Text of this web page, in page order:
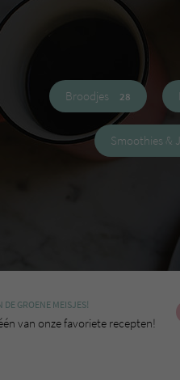
Broodjes 28
Smoothies &
DE GROENE MEISJES!
van onze favoriete recepten!